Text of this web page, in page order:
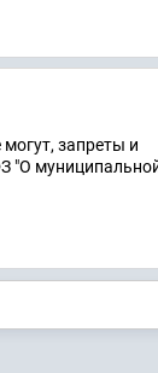
запреты и
"О